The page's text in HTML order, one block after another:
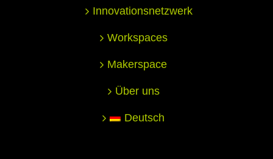
Innovationsnetzwerk
Workspaces
Makerspace
Über uns
Deutsch